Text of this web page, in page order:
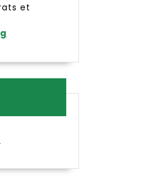
et